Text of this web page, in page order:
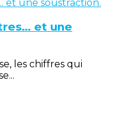
et une
les chiffres qui